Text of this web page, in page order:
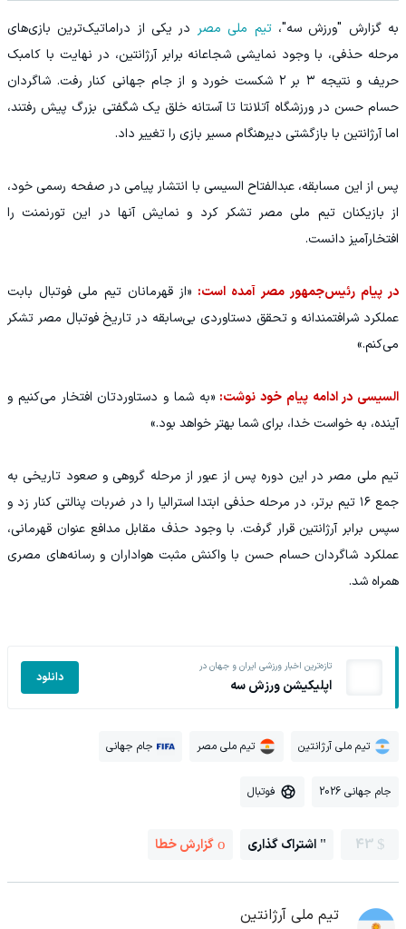
به گزارش "ورزش سه"،تیم ملی مصر در یکی از دراماتیک‌ترین بازی‌های
مرحله حذفی، با وجود نمایشی شجاعانه برابر آرژانتین، در نهایت با کامبک
حریف و نتیجه ۳ بر ۲ شکست خورد و از جام جهانی کنار رفت. شاگردان
حسام حسن در ورزشگاه آتلانتا تا آستانه خلق یک شگفتی بزرگ پیش رفتند،
اما آرژانتین با بازگشتی دیرهنگام مسیر بازی را تغییر داد.
پس از این مسابقه، عبدالفتاح السیسی با انتشار پیامی در صفحه رسمی خود،
از بازیکنان تیم ملی مصر تشکر کرد و نمایش آنها در این تورنمنت را
افتخارآمیز دانست.
در پیام رئیس‌جمهور مصر آمده است: «از قهرمانان تیم ملی فوتبال بابت
عملکرد شرافتمندانه و تحقق دستاوردی بی‌سابقه در تاریخ فوتبال مصر تشکر
می‌کنم.»
السیسی در ادامه پیام خود نوشت: «به شما و دستاوردتان افتخار می‌کنیم و
آینده، به خواست خدا، برای شما بهتر خواهد بود.»
تیم ملی مصر در این دوره پس از عبور از مرحله گروهی و صعود تاریخی به
جمع ۱۶ تیم برتر، در مرحله حذفی ابتدا استرالیا را در ضربات پنالتی کنار زد و
سپس برابر آرژانتین قرار گرفت. با وجود حذف مقابل مدافع عنوان قهرمانی،
عملکرد شاگردان حسام حسن با واکنش مثبت هواداران و رسانه‌های مصری
همراه شد.
تازه‌ترین اخبار ورزشی ایران و جهان در
اپلیکیشن ورزش سه دانلود
تیم ملی آرژانتین تیم ملی مصر جام جهانی
جام جهانی 2026 فوتبال
43 اشتراک گذاری گزارش خطا
تیم ملی آرژانتین